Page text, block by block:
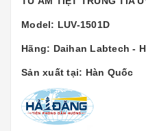
Model: LUV-1501D
Hãng: Daihan Labtech -
Sản xuất tại: Hàn Quốc